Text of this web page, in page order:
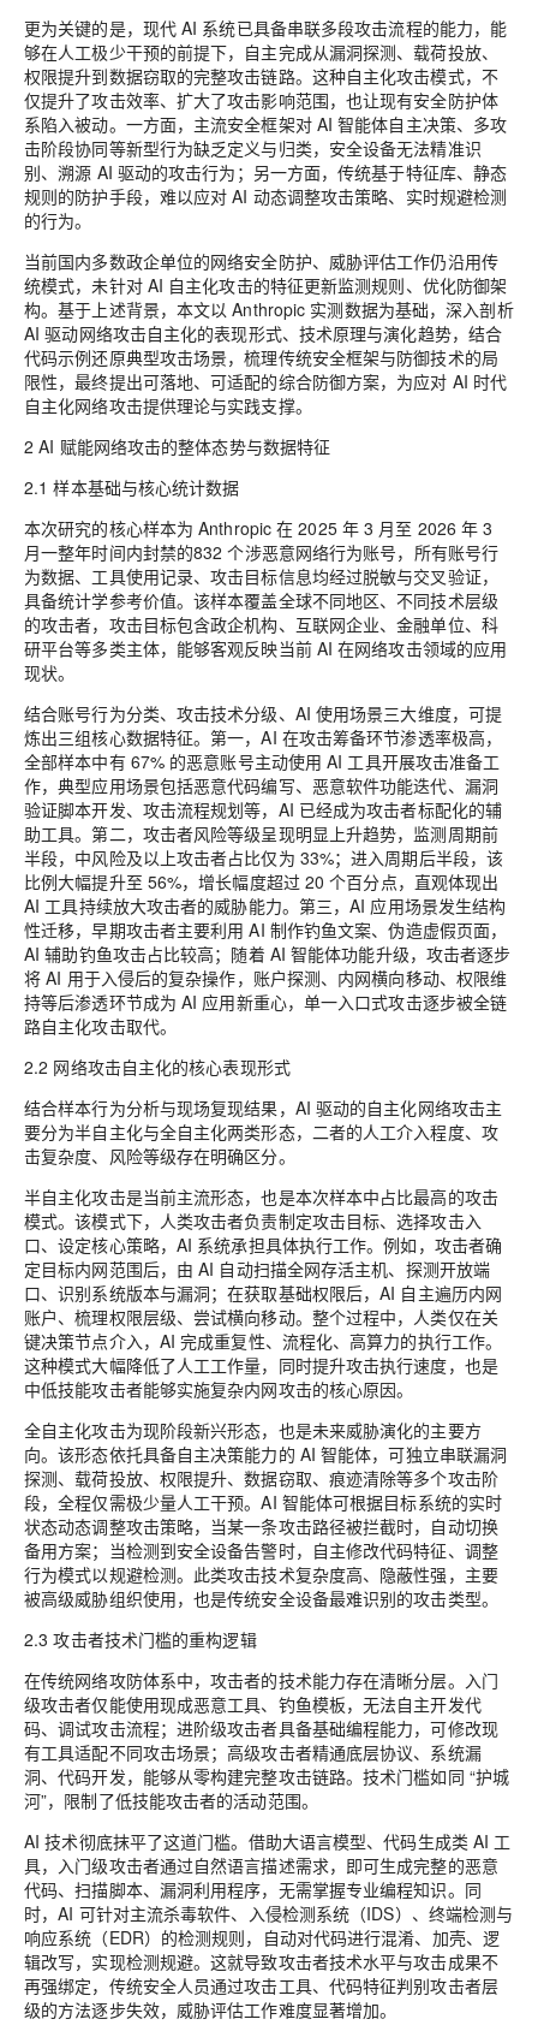
更为关键的是，现代 AI 系统已具备串联多段攻击流程的能力，能
够在人工极少干预的前提下，自主完成从漏洞探测、载荷投放、
权限提升到数据窃取的完整攻击链路。这种自主化攻击模式，不
仅提升了攻击效率、扩大了攻击影响范围，也让现有安全防护体
系陷入被动。一方面，主流安全框架对 AI 智能体自主决策、多攻
击阶段协同等新型行为缺乏定义与归类，安全设备无法精准识
别、溯源 AI 驱动的攻击行为；另一方面，传统基于特征库、静态
规则的防护手段，难以应对 AI 动态调整攻击策略、实时规避检测
的行为。
当前国内多数政企单位的网络安全防护、威胁评估工作仍沿用传
统模式，未针对 AI 自主化攻击的特征更新监测规则、优化防御架
构。基于上述背景，本文以 Anthropic 实测数据为基础，深入剖析
AI 驱动网络攻击自主化的表现形式、技术原理与演化趋势，结合
代码示例还原典型攻击场景，梳理传统安全框架与防御技术的局
限性，最终提出可落地、可适配的综合防御方案，为应对 AI 时代
自主化网络攻击提供理论与实践支撑。
2 AI 赋能网络攻击的整体态势与数据特征
2.1 样本基础与核心统计数据
本次研究的核心样本为 Anthropic 在 2025 年 3 月至 2026 年 3
月一整年时间内封禁的832 个涉恶意网络行为账号，所有账号行
为数据、工具使用记录、攻击目标信息均经过脱敏与交叉验证，
具备统计学参考价值。该样本覆盖全球不同地区、不同技术层级
的攻击者，攻击目标包含政企机构、互联网企业、金融单位、科
研平台等多类主体，能够客观反映当前 AI 在网络攻击领域的应用
现状。
结合账号行为分类、攻击技术分级、AI 使用场景三大维度，可提
炼出三组核心数据特征。第一，AI 在攻击筹备环节渗透率极高，
全部样本中有 67% 的恶意账号主动使用 AI 工具开展攻击准备工
作，典型应用场景包括恶意代码编写、恶意软件功能迭代、漏洞
验证脚本开发、攻击流程规划等，AI 已经成为攻击者标配化的辅
助工具。第二，攻击者风险等级呈现明显上升趋势，监测周期前
半段，中风险及以上攻击者占比仅为 33%；进入周期后半段，该
比例大幅提升至 56%，增长幅度超过 20 个百分点，直观体现出
AI 工具持续放大攻击者的威胁能力。第三，AI 应用场景发生结构
性迁移，早期攻击者主要利用 AI 制作钓鱼文案、伪造虚假页面，
AI 辅助钓鱼攻击占比较高；随着 AI 智能体功能升级，攻击者逐步
将 AI 用于入侵后的复杂操作，账户探测、内网横向移动、权限维
持等后渗透环节成为 AI 应用新重心，单一入口式攻击逐步被全链
路自主化攻击取代。
2.2 网络攻击自主化的核心表现形式
结合样本行为分析与现场复现结果，AI 驱动的自主化网络攻击主
要分为半自主化与全自主化两类形态，二者的人工介入程度、攻
击复杂度、风险等级存在明确区分。
半自主化攻击是当前主流形态，也是本次样本中占比最高的攻击
模式。该模式下，人类攻击者负责制定攻击目标、选择攻击入
口、设定核心策略，AI 系统承担具体执行工作。例如，攻击者确
定目标内网范围后，由 AI 自动扫描全网存活主机、探测开放端
口、识别系统版本与漏洞；在获取基础权限后，AI 自主遍历内网
账户、梳理权限层级、尝试横向移动。整个过程中，人类仅在关
键决策节点介入，AI 完成重复性、流程化、高算力的执行工作。
这种模式大幅降低了人工工作量，同时提升攻击执行速度，也是
中低技能攻击者能够实施复杂内网攻击的核心原因。
全自主化攻击为现阶段新兴形态，也是未来威胁演化的主要方
向。该形态依托具备自主决策能力的 AI 智能体，可独立串联漏洞
探测、载荷投放、权限提升、数据窃取、痕迹清除等多个攻击阶
段，全程仅需极少量人工干预。AI 智能体可根据目标系统的实时
状态动态调整攻击策略，当某一条攻击路径被拦截时，自动切换
备用方案；当检测到安全设备告警时，自主修改代码特征、调整
行为模式以规避检测。此类攻击技术复杂度高、隐蔽性强，主要
被高级威胁组织使用，也是传统安全设备最难识别的攻击类型。
2.3 攻击者技术门槛的重构逻辑
在传统网络攻防体系中，攻击者的技术能力存在清晰分层。入门
级攻击者仅能使用现成恶意工具、钓鱼模板，无法自主开发代
码、调试攻击流程；进阶级攻击者具备基础编程能力，可修改现
有工具适配不同攻击场景；高级攻击者精通底层协议、系统漏
洞、代码开发，能够从零构建完整攻击链路。技术门槛如同 “护城
河”，限制了低技能攻击者的活动范围。
AI 技术彻底抹平了这道门槛。借助大语言模型、代码生成类 AI 工
具，入门级攻击者通过自然语言描述需求，即可生成完整的恶意
代码、扫描脚本、漏洞利用程序，无需掌握专业编程知识。同
时，AI 可针对主流杀毒软件、入侵检测系统（IDS）、终端检测与
响应系统（EDR）的检测规则，自动对代码进行混淆、加壳、逻
辑改写，实现检测规避。这就导致攻击者技术水平与攻击成果不
再强绑定，传统安全人员通过攻击工具、代码特征判别攻击者层
级的方法逐步失效，威胁评估工作难度显著增加。